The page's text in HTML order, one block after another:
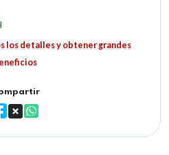
los detalles y obtener grandes